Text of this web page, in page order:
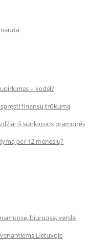
– kodėl?
finansų trūkumą
iš sunkiosios pramonės
per 12 mėnesių?
biuruose, versle
Lietuvoje